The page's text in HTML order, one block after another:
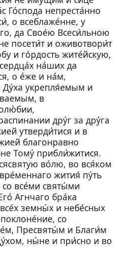
Го́спода непреста́нно
о всеблаже́нне, у
да Свое́ю Всеси́льною
посети́т и оживотвори́т
и го́рдость жите́йскую,
на́ших да
о е́же и на́м,
Ду́ха укрепля́емым и
в
дру́г за дру́га
утверди́тися и в
благонравно
Тому́ прибли́житися.
во́лю, во вся́ком
жития́ пу́ть
все́ми святы́ми
Агнчаго бра́ка
земны́х и небе́сных
со
Пресвяты́м и Благи́м
ны́не и при́сно и во